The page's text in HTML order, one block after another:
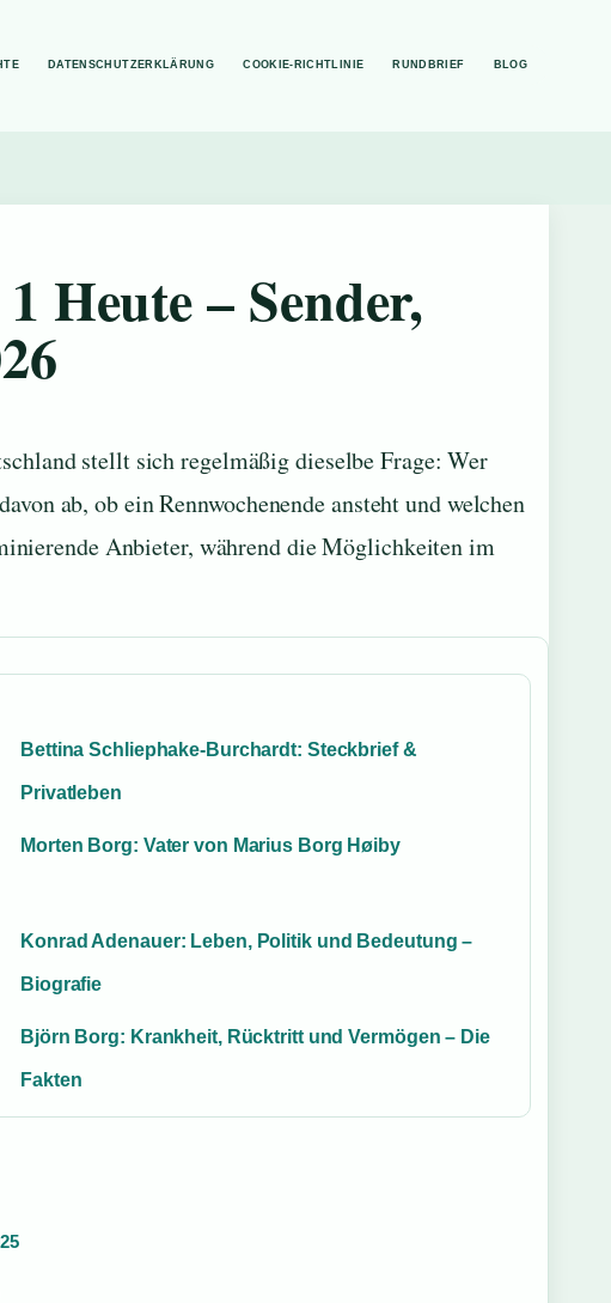
DATENSCHUTZERKLÄRUNG COOKIE-RICHTLINIE RUNDBRIEF BLOG
Heute – Sender,
stellt sich regelmäßig dieselbe Frage: Wer
ab, ob ein Rennwochenende ansteht und welchen
Anbieter, während die Möglichkeiten im
Bettina Schliephake-Burchardt: Steckbrief &
Privatleben
Morten Borg: Vater von Marius Borg Høiby
Konrad Adenauer: Leben, Politik und Bedeutung –
Biografie
Björn Borg: Krankheit, Rücktritt und Vermögen – Die
Fakten